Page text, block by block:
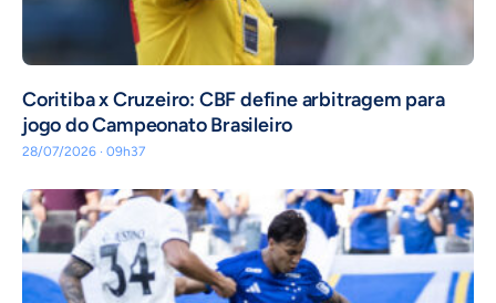
Coritiba x Cruzeiro: CBF define arbitragem para
jogo do Campeonato Brasileiro
28/07/2026 · 09h37